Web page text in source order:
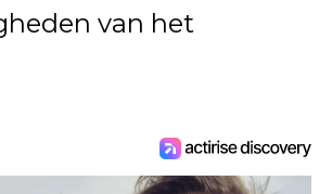
van het